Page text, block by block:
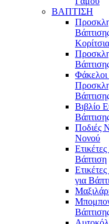
ΒΑΠΤΙΣΗ
Κορίτσια
Φάκελοι
Βιβλίο
Ποδιές
Νονού
Βάπτιση
για